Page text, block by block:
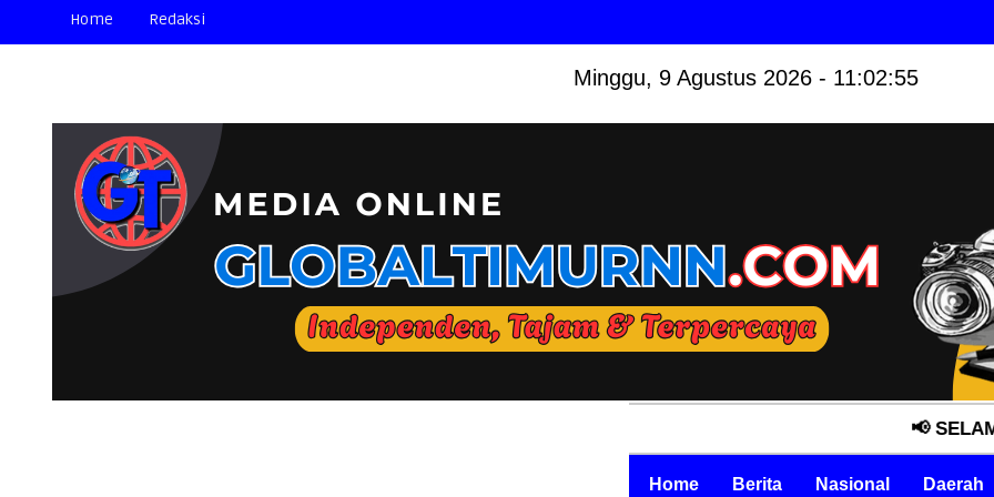
Home Redaksi
Minggu, 9 Agustus 2026 - 11:02:56
📢 SELAMAT
Home Berita Nasional Daerah